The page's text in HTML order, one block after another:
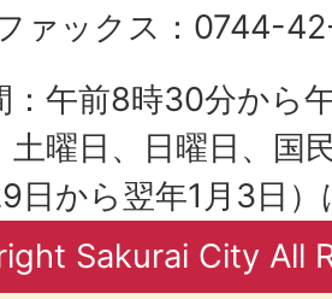
ァックス：0744-
：午前8時30分から
土曜日、日曜日、国
日から翌年1月3日
Sakurai City All